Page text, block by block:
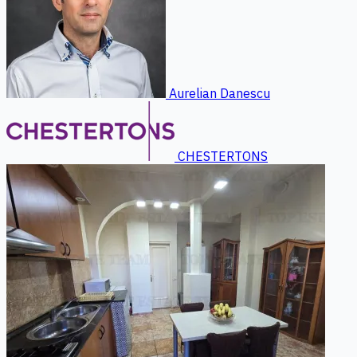
Aurelian Danescu
CHESTERTONS